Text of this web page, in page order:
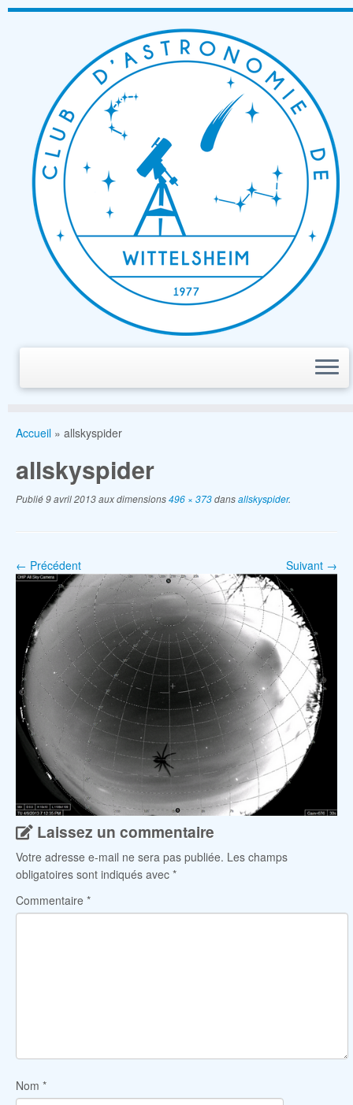
Passer
Accueil » allskyspider
allskyspider
Publié9 avril 2013aux dimensions496 × 373dansallskyspider.
← Précédent Suivant →
Laissez un commentaire
Votre adresse e-mail ne sera pas publiée. Les champs
obligatoires sont indiqués avec *
Commentaire *
Nom *